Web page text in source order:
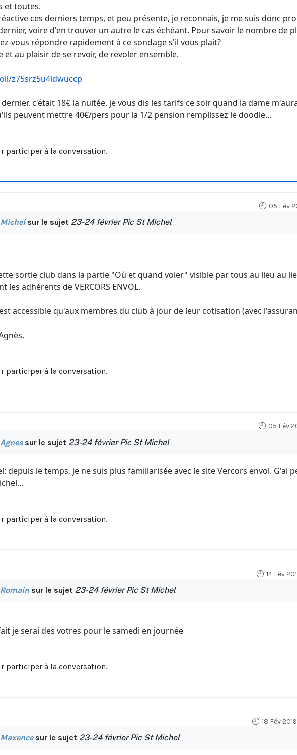
et toutes.
ces derniers temps, et peu présente, je reconnais, je me suis donc
voire d'en trouver un autre le cas échéant. Pour savoir le nombre de
vous répondre rapidement à ce sondage s'il vous plait?
et au plaisir de se revoir, de revoler ensemble.
z75srz5u4idwuccp
c'était 18€ la nuitée, je vous dis les tarifs ce soir quand la dame
peuvent mettre 40€/pers pour la 1/2 pension remplissez le doodle...
participer à la conversation.
05 Fév
Michelsur le sujet 23-24 février Pic St Michel
sortie club dans la partie "Où et quand voler" visible par tous au lieu au
les adhérents de VERCORS ENVOL.
accessible qu'aux membres du club à jour de leur cotisation (avec
participer à la conversation.
05 Fév
Agnessur le sujet 23-24 février Pic St Michel
depuis le temps, je ne suis plus familiarisée avec le site Vercors envol. G'ai
participer à la conversation.
14 Fév
Romain sur le sujet 23-24 février Pic St Michel
je serai des votres pour le samedi en journée
participer à la conversation.
18 Fév
Maxencesur le sujet 23-24 février Pic St Michel